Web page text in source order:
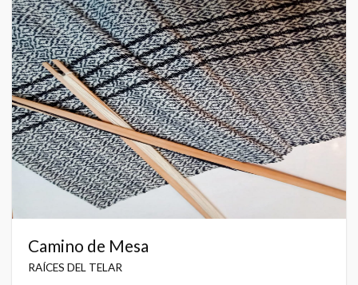
Camino de Mesa
RAÍCES DEL TELAR